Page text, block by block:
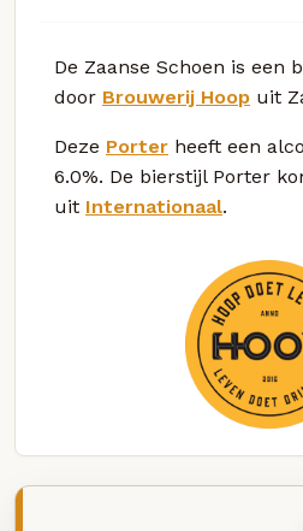
De Zaanse Schoen is een
door Brouwerij Hoop uit
Deze Porter heeft een
6.0%. De bierstijl Porter
uit Internationaal.